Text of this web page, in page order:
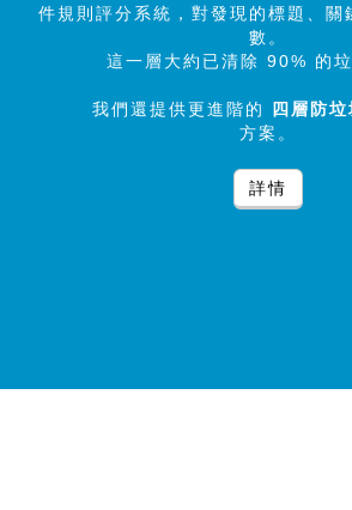
件規則評分系統，對發現的標題、關
數。
這一層大約已清除 90% 的垃
我們還提供更進階的
四層防
方案。
詳情